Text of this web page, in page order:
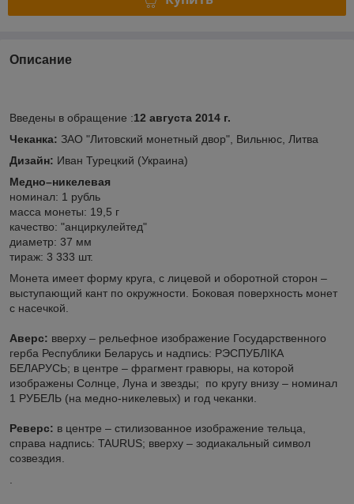
Описание
Введены в обращение :12 августа 2014 г.
Чеканка: ЗАО "Литовский монетный двор", Вильнюс, Литва
Дизайн: Иван Турецкий (Украина)
Медно–никелевая
номинал: 1 рубль
масса монеты: 19,5 г
качество: "анциркулейтед"
диаметр: 37 мм
тираж: 3 333 шт.
Монета имеет форму круга, с лицевой и оборотной сторон –
выступающий кант по окружности. Боковая поверхность монет
с насечкой.
Аверс: вверху – рельефное изображение Государственного
герба Республики Беларусь и надпись: РЭСПУБЛIКА
БЕЛАРУСЬ; в центре – фрагмент гравюры, на которой
изображены Солнце, Луна и звезды; по кругу внизу – номинал
1 РУБЕЛЬ (на медно-никелевых) и год чеканки.
Реверс: в центре – стилизованное изображение тельца,
справа надпись: TAURUS; вверху – зодиакальный символ
созвездия.